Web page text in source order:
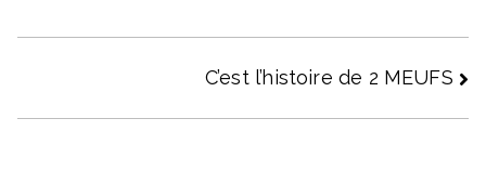
Navigation
de
C’est l’histoire de 2 MEUFS